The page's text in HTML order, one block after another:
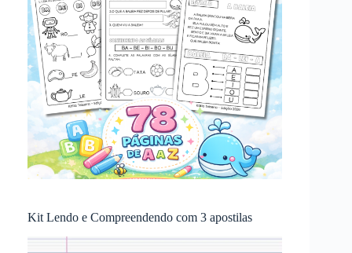
Kit Lendo e Compreendendo com 3 apostilas